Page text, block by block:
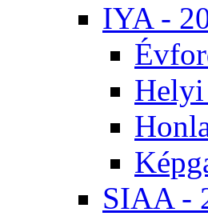
IYA -
SI­AA -